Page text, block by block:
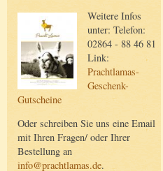
Weitere Infos
unter: Telefon:
02864 - 88 46 81
Link:
Prachtlamas-
Geschenk-
Gutscheine
Oder schreiben Sie uns eine Email
mit Ihren Fragen/ oder Ihrer
Bestellung an
info@prachtlamas.de.